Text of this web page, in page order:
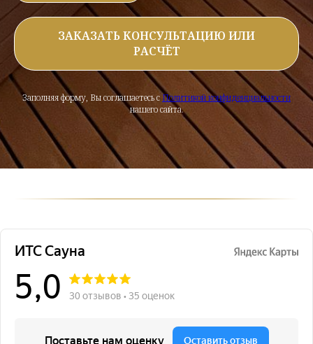
ЗАКАЗАТЬ КОНСУЛЬТАЦИЮ ИЛИ
РАСЧЁТ
Заполняя форму, Вы соглашаетесь сПолитикой конфиденциальности
нашего сайта.